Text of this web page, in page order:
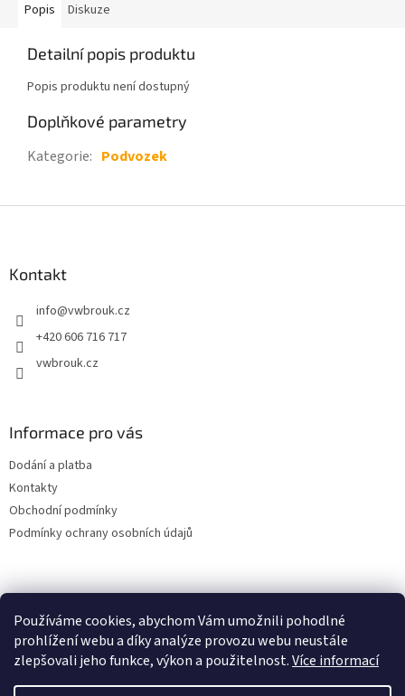
Používáme cookies, abychom Vám umožnili pohodlné
prohlížení webu a díky analýze provozu webu neustále
zlepšovali jeho funkce, výkon a použitelnost.Více informací
Popis Diskuze
Detailní popis produktu
Popis produktu není dostupný
Doplňkové parametry
Kategorie: Podvozek
Kontakt
info@vwbrouk.cz
+420 606 716 717
vwbrouk.cz
Informace pro vás
Dodání a platba
Kontakty
Obchodní podmínky
Podmínky ochrany osobních údajů